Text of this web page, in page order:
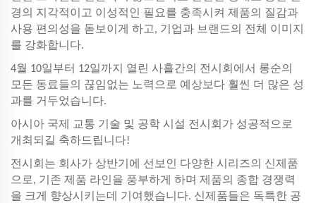
경의 지각적이고 이성적인 필요를 충족시켜 제품의 질감과
사용 편의성을 돋보이게 하고, 기업과 브랜드의 전체 이미지
를 강화합니다.
4월 10일부터 12일까지 열린 사흘간의 전시회에서 롱순의
모든 동료들의 끊임없는 노력으로 예상보다 훨씬 더 많은 성
과를 거두었습니다.
아시아 국제 교통 기술 및 공학 시설 전시회가 성공적으로
개최되길 축하드립니다!
전시회는 회사가 상반기에 선보인 다양한 시리즈의 신제품
으로, 기존 제품 라인을 풍부하게 하며 제품의 종합 경쟁력
을 크게 향상시키는데 기여했습니다. 신제품들은 독특한 공